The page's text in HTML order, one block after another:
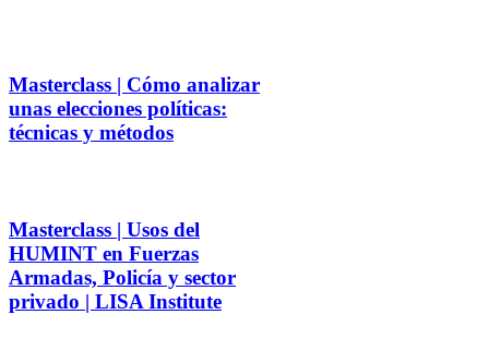
Masterclass | Cómo analizar
unas elecciones políticas:
técnicas y métodos
Masterclass | Usos del
HUMINT en Fuerzas
Armadas, Policía y sector
privado | LISA Institute